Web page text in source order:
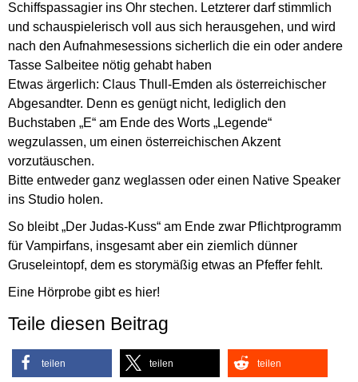
Schiffspassagier ins Ohr stechen. Letzterer darf stimmlich
und schauspielerisch voll aus sich herausgehen, und wird
nach den Aufnahmesessions sicherlich die ein oder andere
Tasse Salbeitee nötig gehabt haben
Etwas ärgerlich: Claus Thull-Emden als österreichischer
Abgesandter. Denn es genügt nicht, lediglich den
Buchstaben „E“ am Ende des Worts „Legende“
wegzulassen, um einen österreichischen Akzent
vorzutäuschen.
Bitte entweder ganz weglassen oder einen Native Speaker
ins Studio holen.
So bleibt „Der Judas-Kuss“ am Ende zwar Pflichtprogramm
für Vampirfans, insgesamt aber ein ziemlich dünner
Gruseleintopf, dem es storymäßig etwas an Pfeffer fehlt.
Eine Hörprobe gibt es hier!
Teile diesen Beitrag
teilen teilen teilen